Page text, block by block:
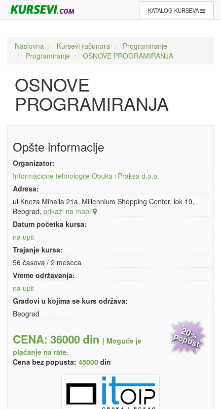
KATALOG KURSEVA
Naslovna Kursevi računara
Programiranje
Programiranje
OSNOVE PROGRAMIRANJA
OSNOVE
PROGRAMIRANJA
Opšte informacije
Organizator:
Informacione tehnologije Obuka i Praksa d.o.o.
Adresa:
ul Kneza Mihaila 21a, Millennium Shopping Center, lok 19,
Beograd, prikaži na mapi
Datum početka kursa:
na upit
Trajanje kursa:
56 časova / 2 meseca
Vreme održavanja:
na upit
Gradovi u kojima se kurs održava:
Beograd
20%
popust
CENA: 36000 din | Moguće je
plaćanje na rate.
Cena bez popusta: 45000 din